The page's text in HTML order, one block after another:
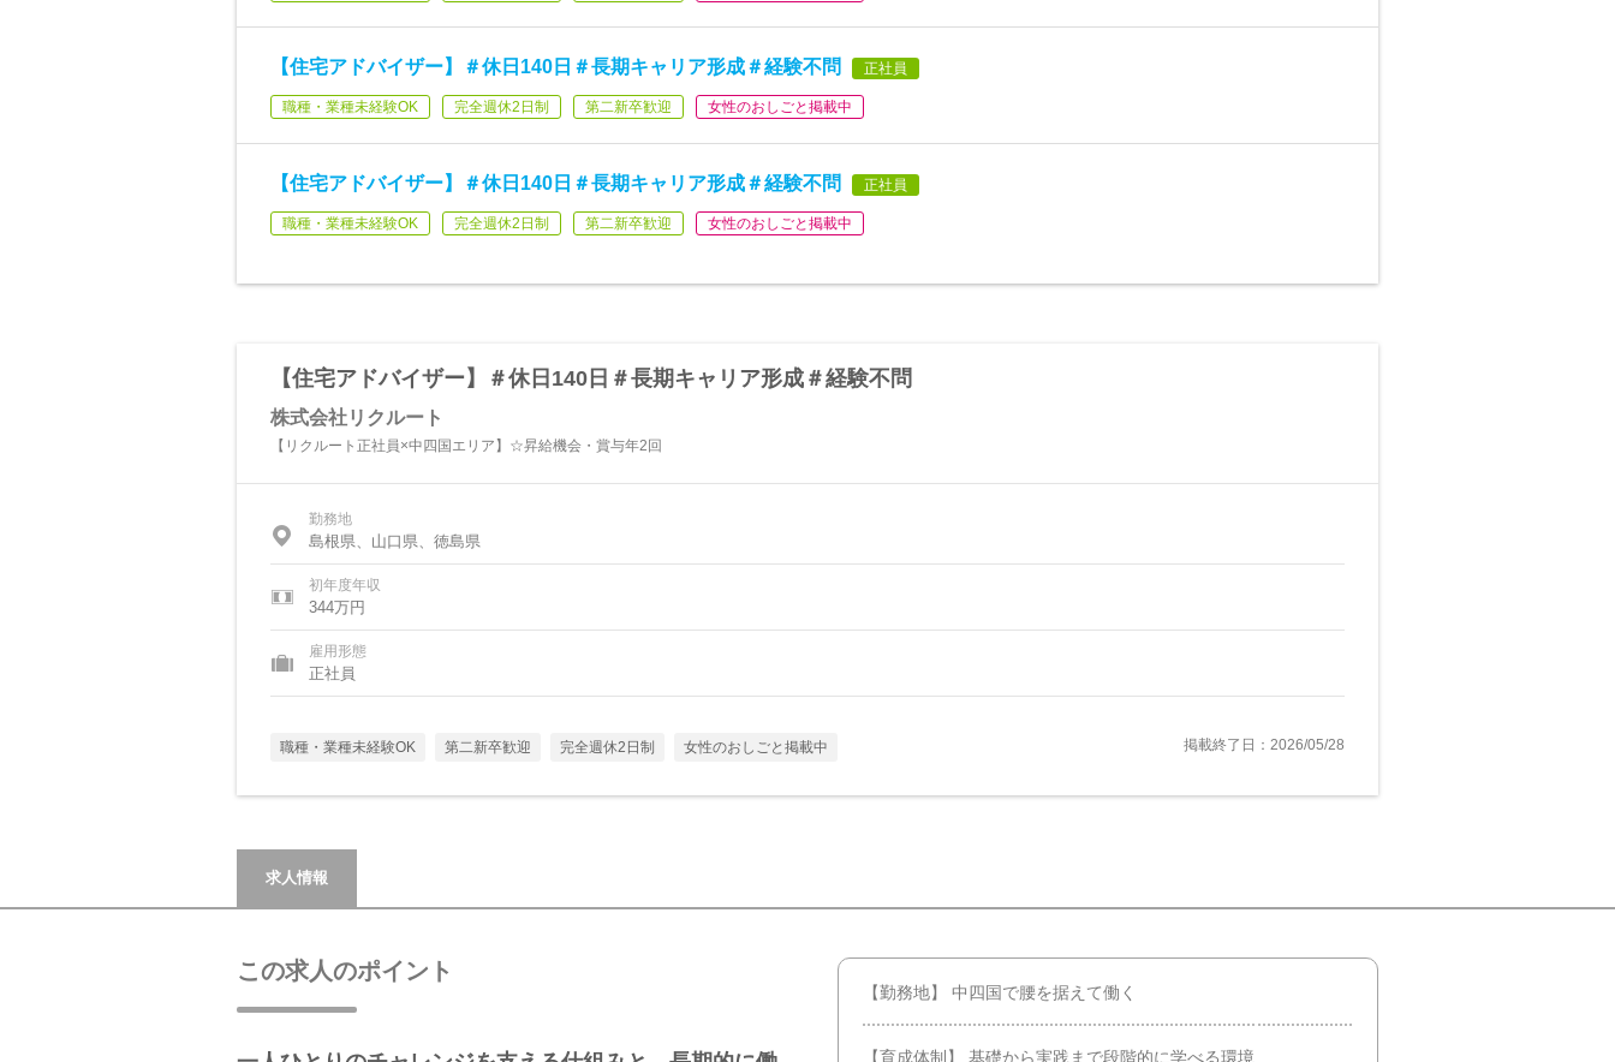
【住宅アドバイザー】＃休日140日＃長期キャリア形成＃経験不問 正社員
職種・業種未経験OK 完全週休2日制 第二新卒歓迎 女性のおしごと掲載中
【住宅アドバイザー】＃休日140日＃長期キャリア形成＃経験不問 正社員
職種・業種未経験OK 完全週休2日制 第二新卒歓迎 女性のおしごと掲載中
【住宅アドバイザー】＃休日140日＃長期キャリア形成＃経験不問
株式会社リクルート
【リクルート正社員×中四国エリア】☆昇給機会・賞与年2回
勤務地
島根県、山口県、徳島県
初年度年収
344万円
雇用形態
正社員
職種・業種未経験OK 第二新卒歓迎 完全週休2日制 女性のおしごと掲載中 掲載終了日：2026/05/28
求人情報
この求人のポイント
【勤務地】 中四国で腰を据えて働く
【育成体制】 基礎から実践まで段階的に学べる環境